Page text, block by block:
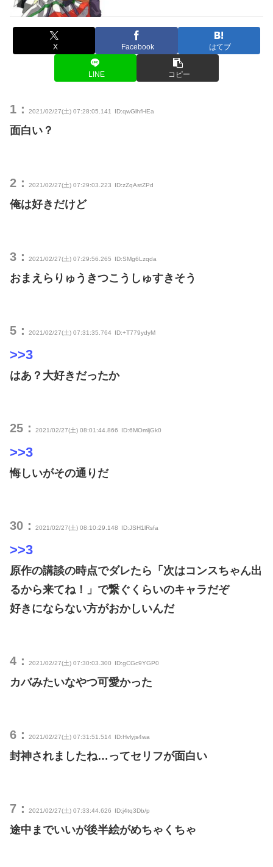
X Facebook はてブ
LINE コピー
1： 2021/02/27(土) 07:28:05.141 ID:qwGlhfHEa
面白い？
2： 2021/02/27(土) 07:29:03.223 ID:zZqAstZPd
俺は好きだけど
3： 2021/02/27(土) 07:29:56.265 ID:SMg6Lzqda
おまえらりゅうきつこうしゅすきそう
5： 2021/02/27(土) 07:31:35.764 ID:+T779ydyM
>>3
はあ？大好きだったか
25： 2021/02/27(土) 08:01:44.866 ID:6MOmljGk0
>>3
悔しいがその通りだ
30： 2021/02/27(土) 08:10:29.148 ID:JSH1lRsfa
>>3
原作の講談の時点でダレたら「次はコンスちゃん出
るから来てね！」で繋ぐくらいのキャラだぞ
好きにならない方がおかしいんだ
4： 2021/02/27(土) 07:30:03.300 ID:gCGc9YGP0
カバみたいなやつ可愛かった
6： 2021/02/27(土) 07:31:51.514 ID:Hvlyjs4wa
封神されましたね…ってセリフが面白い
7： 2021/02/27(土) 07:33:44.626 ID:j4tq3Db/p
途中までいいが後半絵がめちゃくちゃ